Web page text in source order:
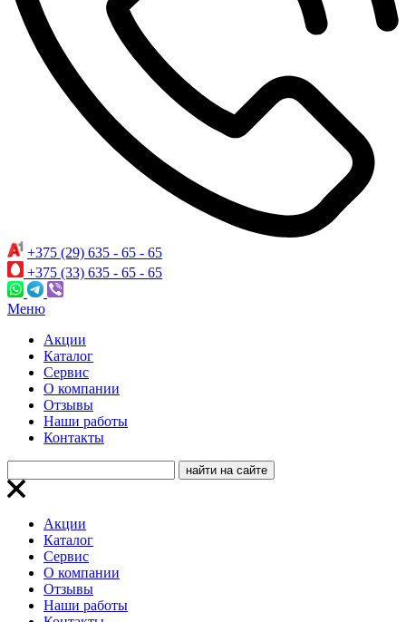
+375 (29) 635 - 65 - 65
+375 (33) 635 - 65 - 65
Меню
Акции
Каталог
Сервис
О компании
Отзывы
Наши работы
Контакты
Акции
Каталог
Сервис
О компании
Отзывы
Наши работы